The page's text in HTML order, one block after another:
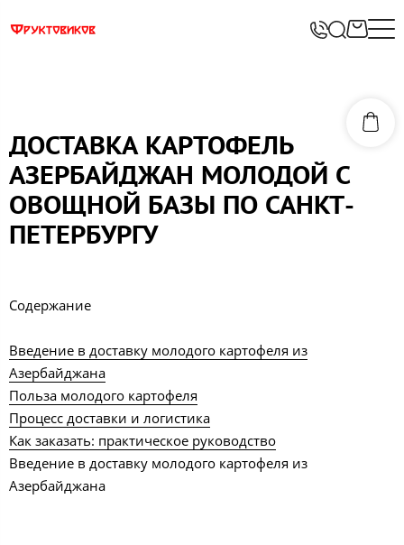
ДОСТАВКА КАРТОФЕЛЬ
АЗЕРБАЙДЖАН МОЛОДОЙ С
ОВОЩНОЙ БАЗЫ ПО САНКТ-
ПЕТЕРБУРГУ
Содержание
Введение в доставку молодого картофеля из
Азербайджана
Польза молодого картофеля
Процесс доставки и логистика
Как заказать: практическое руководство
Введение в доставку молодого картофеля из
Азербайджана